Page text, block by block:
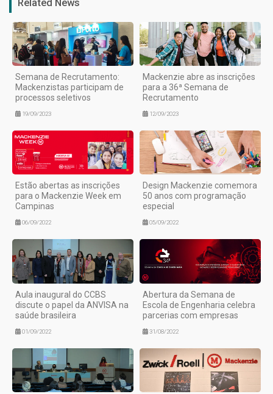
Semana de Recrutamento:
Mackenzistas participam de
processos seletivos
19/09/2023
Mackenzie abre as inscrições
para a 36ª Semana de
Recrutamento
12/09/2023
Estão abertas as inscrições
para o Mackenzie Week em
Campinas
06/09/2022
Design Mackenzie comemora
50 anos com programação
especial
05/09/2022
Aula inaugural do CCBS
discute o papel da ANVISA na
saúde brasileira
01/09/2022
Abertura da Semana de
Escola de Engenharia celebra
parcerias com empresas
31/08/2022